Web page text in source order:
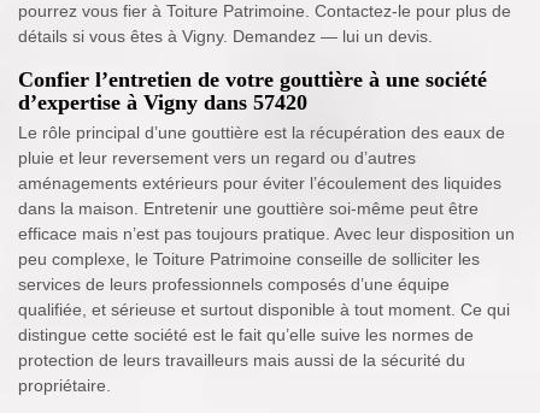
pourrez vous fier à Toiture Patrimoine. Contactez-le pour plus de
détails si vous êtes à Vigny. Demandez — lui un devis.
Confier l’entretien de votre gouttière à une société
d’expertise à Vigny dans 57420
Le rôle principal d’une gouttière est la récupération des eaux de
pluie et leur reversement vers un regard ou d’autres
aménagements extérieurs pour éviter l’écoulement des liquides
dans la maison. Entretenir une gouttière soi-même peut être
efficace mais n’est pas toujours pratique. Avec leur disposition un
peu complexe, le Toiture Patrimoine conseille de solliciter les
services de leurs professionnels composés d’une équipe
qualifiée, et sérieuse et surtout disponible à tout moment. Ce qui
distingue cette société est le fait qu’elle suive les normes de
protection de leurs travailleurs mais aussi de la sécurité du
propriétaire.